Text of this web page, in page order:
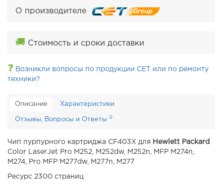
О производителе
🚚 Стоимость и сроки доставки
❓ Возникли вопросы по продукции CET или по ремонту
техники?
Описание Характеристики
Отзывы, Вопросы и Ответы 0
Чип пурпурного картриджа CF403X для
Hewlett Packard
Color LaserJet Pro M252, M252dw, M252n, MFP M274n,
M274, Pro MFP M277dw, M277n, M277
Ресурс 2300 страниц